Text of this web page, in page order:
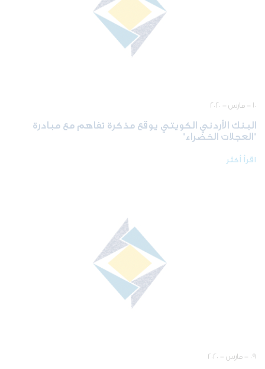
١٠ - مارس - ٢٠٢٠
البنك الأردني الكويتي يوقع مذكرة تفاهم مع مبادرة
"العجلات الخضراء"
اقرأ أكثر
٠٩ - مارس - ٢٠٢٠